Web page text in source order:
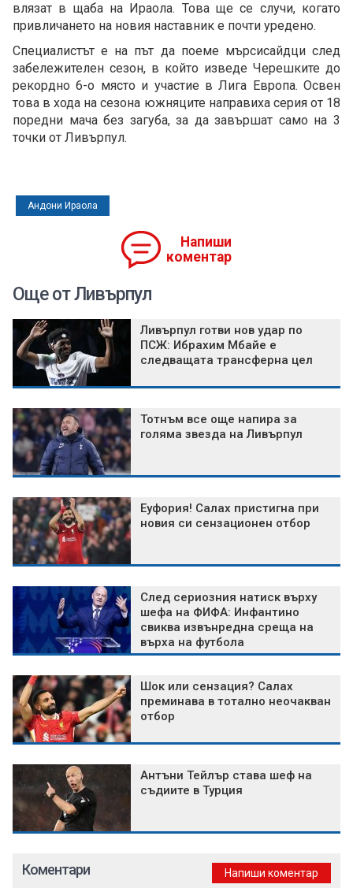
влязат в щаба на Ираола. Това ще се случи, когато
привличането на новия наставник е почти уредено.
Специалистът е на път да поеме мърсисайдци след
забележителен сезон, в който изведе Черешките до
рекордно 6-о място и участие в Лига Европа. Освен
това в хода на сезона южняците направиха серия от 18
поредни мача без загуба, за да завършат само на 3
точки от Ливърпул.
Андони Ираола
Напиши
коментар
Още от Ливърпул
Ливърпул готви нов удар по
ПСЖ: Ибрахим Мбайе е
следващата трансферна цел
Тотнъм все още напира за
голяма звезда на Ливърпул
Еуфория! Салах пристигна при
новия си сензационен отбор
След сериозния натиск върху
шефа на ФИФА: Инфантино
свиква извънредна среща на
върха на футбола
Шок или сензация? Салах
преминава в тотално неочакван
отбор
Антъни Тейлър става шеф на
съдиите в Турция
Коментари Напиши коментар